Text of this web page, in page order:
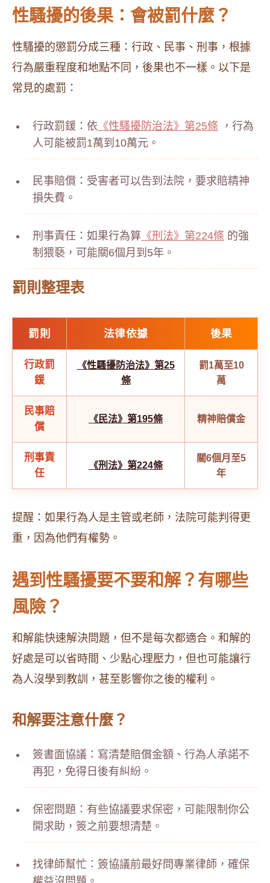
性騷擾的後果：會被罰什麼？
性騷擾的懲罰分成三種：行政、民事、刑事，根據
行為嚴重程度和地點不同，後果也不一樣。以下是
常見的處罰：
行政罰鍰：依 《性騷擾防治法》第25條 ，行為
人可能被罰1萬到10萬元。
民事賠償：受害者可以告到法院，要求賠精神
損失費。
刑事責任：如果行為算 《刑法》第224條 的強
制猥褻，可能關6個月到5年。
罰則整理表
罰則 法律依據 後果
行政罰
鍰
《性騷擾防治法》第25
條
罰1萬至10
萬
民事賠
償
《民法》第195條 精神賠償金
刑事責
任
《刑法》第224條
關6個月至5
年
提醒：如果行為人是主管或老師，法院可能判得更
重，因為他們有權勢。
遇到性騷擾要不要和解？有哪些
風險？
和解能快速解決問題，但不是每次都適合。和解的
好處是可以省時間、少點心理壓力，但也可能讓行
為人沒學到教訓，甚至影響你之後的權利。
和解要注意什麼？
簽書面協議：寫清楚賠償金額、行為人承諾不
再犯，免得日後有糾紛。
保密問題：有些協議要求保密，可能限制你公
開求助，簽之前要想清楚。
找律師幫忙：簽協議前最好問專業律師，確保